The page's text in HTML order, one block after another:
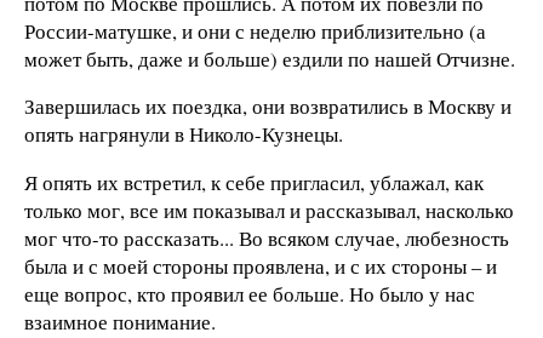
России-матушке, и они с неделю приблизительно (а
может быть, даже и больше) ездили по нашей Отчизне.
Завершилась их поездка, они возвратились в Москву и
опять нагрянули в Николо-Кузнецы.
Я опять их встретил, к себе пригласил, ублажал, как
только мог, все им показывал и рассказывал, насколько
мог что-то рассказать... Во всяком случае, любезность
была и с моей стороны проявлена, и с их стороны – и
еще вопрос, кто проявил ее больше. Но было у нас
взаимное понимание.